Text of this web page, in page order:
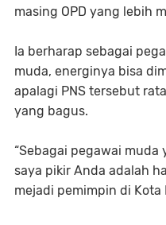
masing OPD yang lebih
Ia berharap sebagai
muda, energinya bisa
apalagi PNS tersebut
yang bagus.
“Sebagai pegawai
saya pikir Anda adalah
mejadi pemimpin di Kota